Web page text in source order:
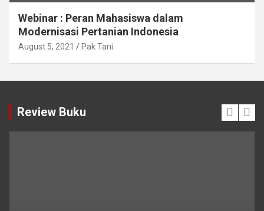
Webinar : Peran Mahasiswa dalam
Modernisasi Pertanian Indonesia
August 5, 2021 Pak Tani
Review Buku